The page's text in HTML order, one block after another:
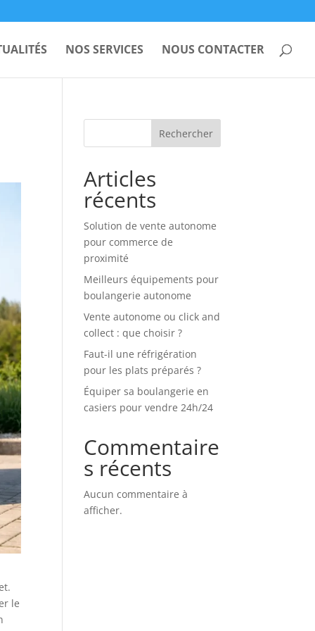
NOS SERVICES NOUS CONTACTER
le
Rechercher
Articles
récents
Solution de vente autonome
pour commerce de
proximité
Meilleurs équipements pour
boulangerie autonome
Vente autonome ou click and
collect : que choisir ?
Faut-il une réfrigération
pour les plats préparés ?
Équiper sa boulangerie en
casiers pour vendre 24h/24
Commentaire
s récents
Aucun commentaire à
afficher.